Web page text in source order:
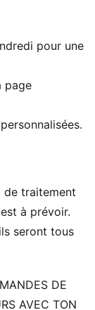
moins 30 %
de
mousse
pour une
page
de traitement
à prévoir.
seront tous
DE
AVEC TON